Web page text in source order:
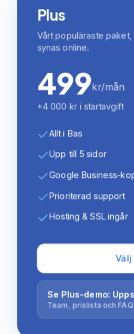
Plus
Vårt populäraste
synas online.
499kr/mån
+4 000 kr i startavgift
Allt i Bas
Upp till 5 sidor
Google Business-
Prioriterad support
Hosting & SSL ingår
Välj
Se Plus-demo:
Team, prislista och FAQ